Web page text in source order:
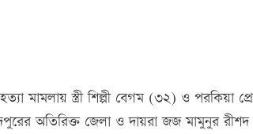
মামলায় স্ত্রী শিল্পী বেগম (৩২) ও পরকিয়া
অতিরিক্ত জেলা ও দায়রা জজ মামুনুর